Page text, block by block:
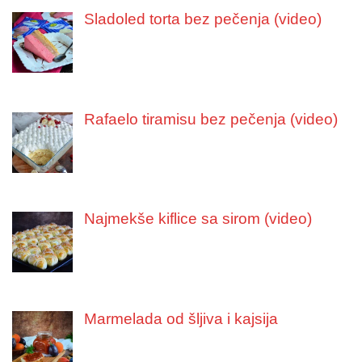
Sladoled torta bez pečenja (video)
Rafaelo tiramisu bez pečenja (video)
Najmekše kiflice sa sirom (video)
Marmelada od šljiva i kajsija